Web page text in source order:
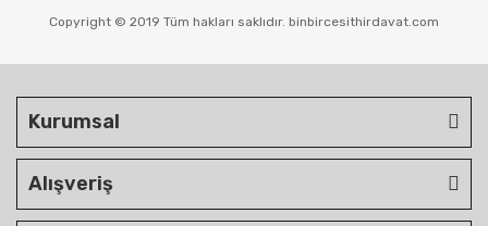
Copyright © 2019 Tüm hakları saklıdır. binbircesithirdavat.com
Kurumsal
Alışveriş